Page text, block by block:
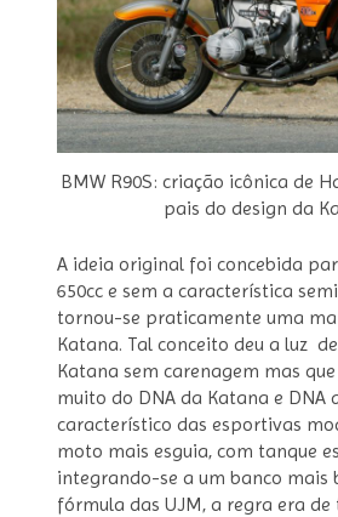
BMW R90S: criação icônica de
pais do design da
A ideia original foi concebida
650cc e sem a característica
tornou-se praticamente uma
Katana. Tal conceito deu a luz
Katana sem carenagem mas
muito do DNA da Katana e DNA
característico das esportivas
moto mais esguia, com tanque
integrando-se a um banco mais
fórmula das UJM, a regra era de